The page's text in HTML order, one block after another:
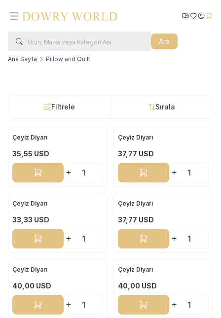
Ara
Kargo Takip
Favorilerim
Ana Sayfa Pillow and Quilt
Filtrele Sırala
Yeni
Çeyiz Diyarı
35,55 USD
Sepete Ekle
Yeni
Çeyiz Diyarı
37,77 USD
Sepete Ekle
Yeni
Çeyiz Diyarı
33,33 USD
Sepete Ekle
Yeni
Çeyiz Diyarı
37,77 USD
Sepete Ekle
Yeni
Çeyiz Diyarı
40,00 USD
Sepete Ekle
Yeni
Çeyiz Diyarı
40,00 USD
Sepete Ekle